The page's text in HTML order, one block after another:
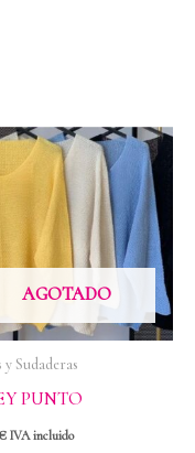
AGOTADO
y Sudaderas
PUNTO
IVA incluido